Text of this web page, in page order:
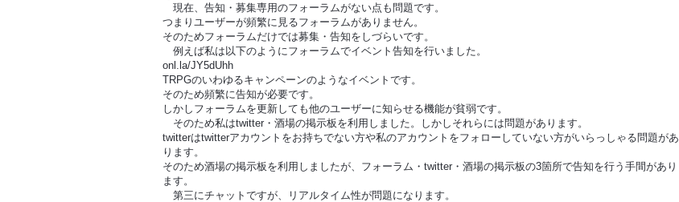
現在、告知・募集専用のフォーラムがない点も問題です。
つまりユーザーが頻繁に見るフォーラムがありません。
そのためフォーラムだけでは募集・告知をしづらいです。
例えば私は以下のようにフォーラムでイベント告知を行いました。
onl.la/JY5dUhh
TRPGのいわゆるキャンペーンのようなイベントです。
そのため頻繁に告知が必要です。
しかしフォーラムを更新しても他のユーザーに知らせる機能が貧弱です。
そのため私はtwitter・酒場の掲示板を利用しました。しかしそれらには問題があります。
twitterはtwitterアカウントをお持ちでない方や私のアカウントをフォローしていない方がいらっしゃる問題があ
ります。
そのため酒場の掲示板を利用しましたが、フォーラム・twitter・酒場の掲示板の3箇所で告知を行う手間があり
ます。
第三にチャットですが、リアルタイム性が問題になります。